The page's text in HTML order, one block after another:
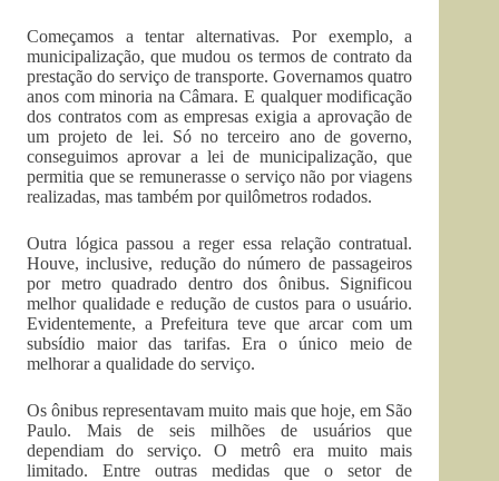
Começamos a tentar alternativas. Por exemplo, a
municipalização, que mudou os termos de contrato da
prestação do serviço de transporte. Governamos quatro
anos com minoria na Câmara. E qualquer modificação
dos contratos com as empresas exigia a aprovação de
um projeto de lei. Só no terceiro ano de governo,
conseguimos aprovar a lei de municipalização, que
permitia que se remunerasse o serviço não por viagens
realizadas, mas também por quilômetros rodados.
Outra lógica passou a reger essa relação contratual.
Houve, inclusive, redução do número de passageiros
por metro quadrado dentro dos ônibus. Significou
melhor qualidade e redução de custos para o usuário.
Evidentemente, a Prefeitura teve que arcar com um
subsídio maior das tarifas. Era o único meio de
melhorar a qualidade do serviço.
Os ônibus representavam muito mais que hoje, em São
Paulo. Mais de seis milhões de usuários que
dependiam do serviço. O metrô era muito mais
limitado. Entre outras medidas que o setor de